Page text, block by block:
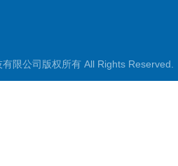
有限公司版权所有 All Rights